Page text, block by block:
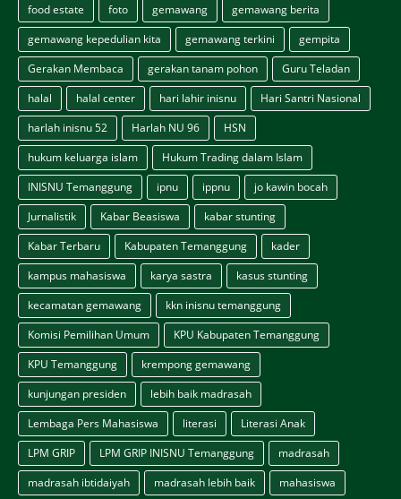
food estate
foto gemawang
gemawang berita
gemawang kepedulian kita
gemawang terkini
gempita
Gerakan Membaca
gerakan tanam pohon
Guru Teladan
halal
halal center hari lahir inisnu
Hari Santri Nasional
harlah inisnu 52
Harlah NU 96
HSN
hukum keluarga islam
Hukum Trading dalam Islam
INISNU Temanggung
ipnu ippnu
jo kawin bocah
Jurnalistik
Kabar Beasiswa
kabar stunting
Kabar Terbaru
Kabupaten Temanggung
kader
kampus mahasiswa
karya sastra
kasus stunting
kecamatan gemawang
kkn inisnu temanggung
Komisi Pemilihan Umum
KPU Kabupaten Temanggung
KPU Temanggung
krempong gemawang
kunjungan presiden
lebih baik madrasah
Lembaga Pers Mahasiswa
literasi
Literasi Anak
LPM GRIP
LPM GRIP INISNU Temanggung
madrasah
madrasah ibtidaiyah
madrasah lebih baik
mahasiswa